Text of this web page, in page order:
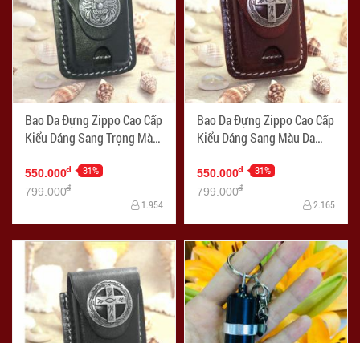
Bao Da Đựng Zippo Cao Cấp
Kiểu Dáng Sang Trọng Màu
Đen Nhạt Ốp Hình
550.000đ -31%
799.000đ
1.954
Bao Da Đựng Zippo Cao Cấp
Kiểu Dáng Sang Màu Da
Trọng Ốp Hình
550.000đ -31%
799.000đ
2.165